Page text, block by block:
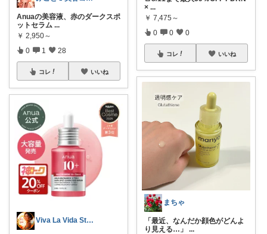
Anuaの美容液、赤のダークスポ
ットセラム ...
￥ 2,950～
0 1 28
コレ いいね
Viva La Vida Studio
× ...
￥ 7,475～
0 0 0
コレ いいね
まちゃ
「最近、なんだか顔色がどんよ
り見える…」 ...